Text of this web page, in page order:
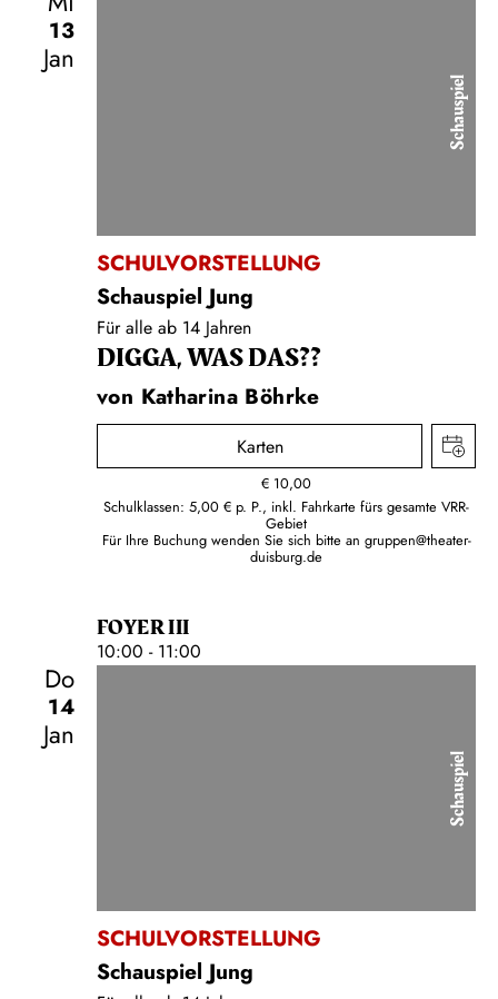
13
Jan
Schauspiel
SCHULVORSTELLUNG
Schauspiel Jung
Für alle ab 14 Jahren
DIGGA, WAS DAS??
von Katharina Böhrke
Karten
€ 10,00
Schulklassen: 5,00 € p. P., inkl. Fahrkarte fürs gesamte VRR-
Gebiet
Für Ihre Buchung wenden Sie sich bitte an gruppen@theater-
duisburg.de
FOYER III
10:00 - 11:00
Do
14
Jan
Schauspiel
SCHULVORSTELLUNG
Schauspiel Jung